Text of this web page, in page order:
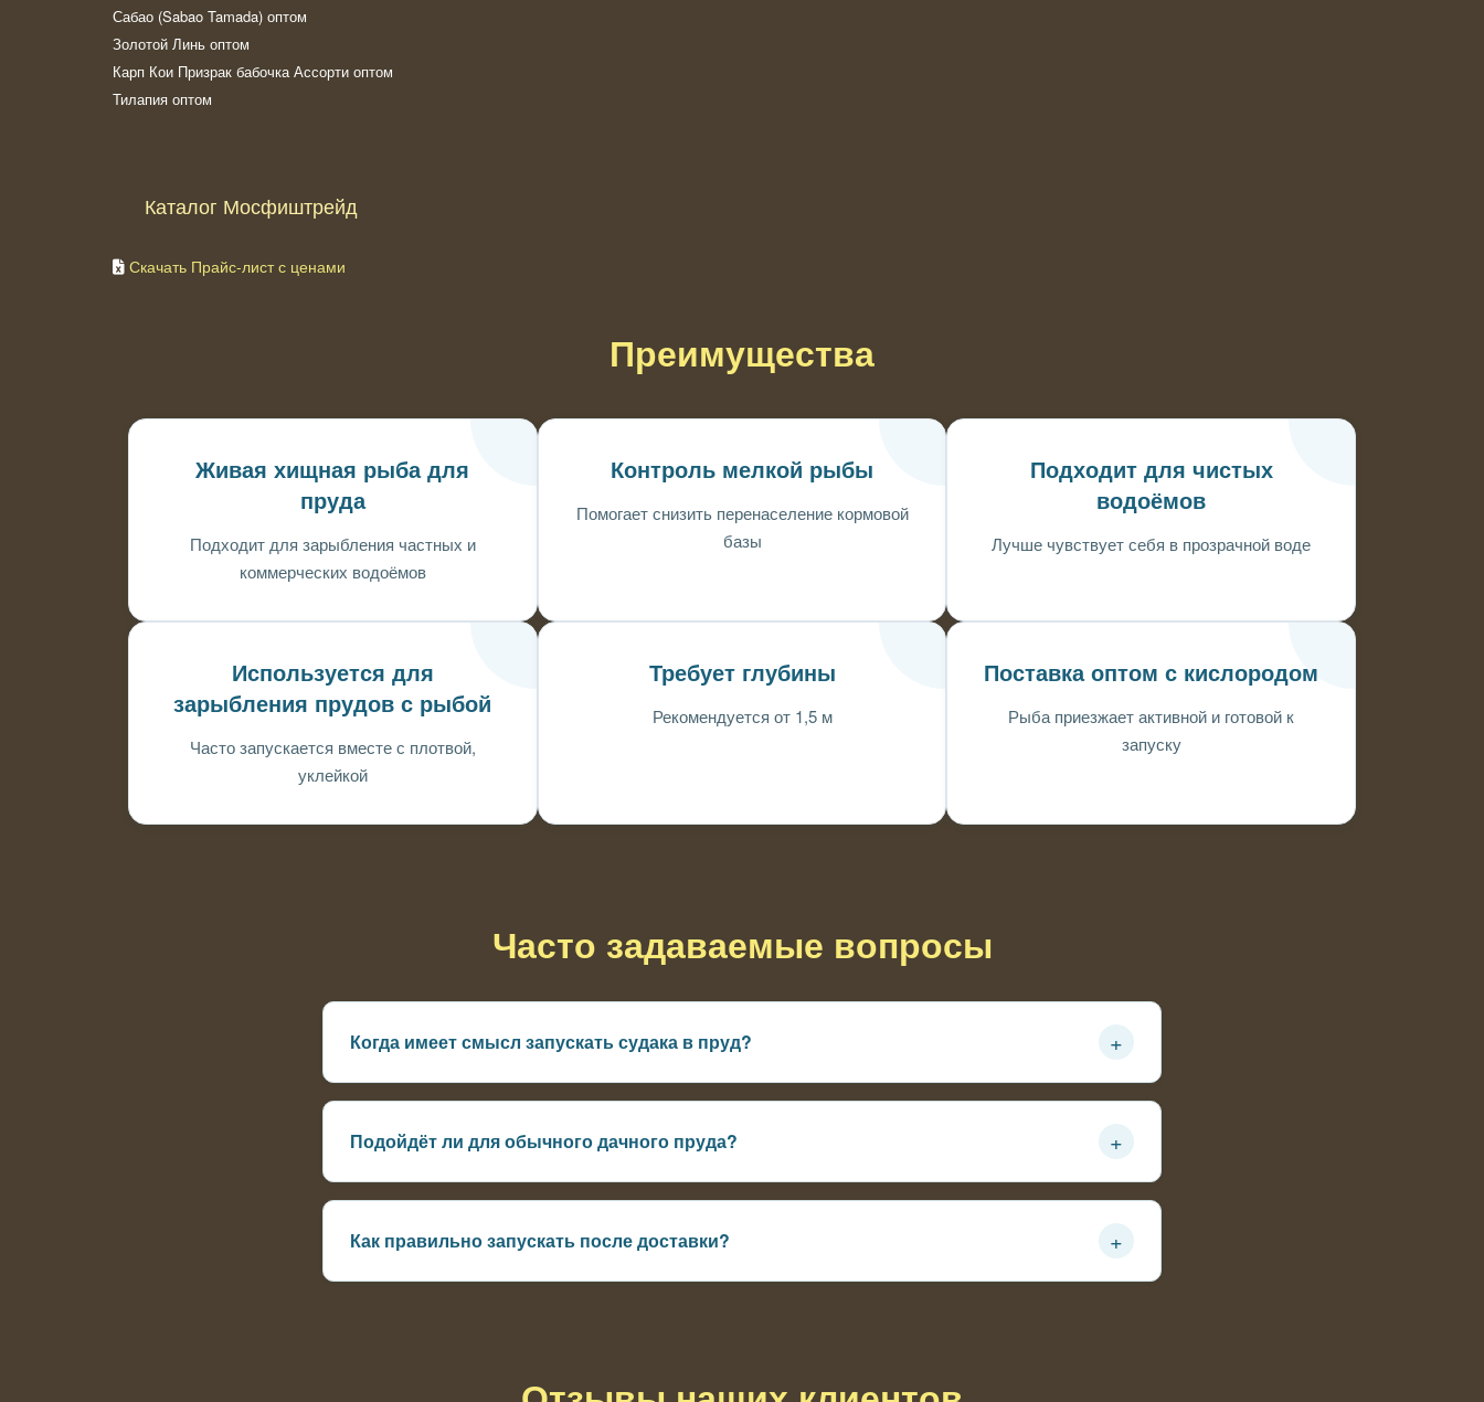
Сабао (Sabao Tamada) оптом
Золотой Линь оптом
Карп Кои Призрак бабочка Ассорти оптом
Тилапия оптом
Каталог Мосфиштрейд
Скачать Прайс-лист с ценами
Преимущества
Живая хищная рыба для
пруда
Подходит для зарыбления частных и
коммерческих водоёмов
Контроль мелкой рыбы
Помогает снизить перенаселение кормовой
базы
Подходит для чистых
водоёмов
Лучше чувствует себя в прозрачной воде
Используется для
зарыбления прудов с рыбой
Часто запускается вместе с плотвой,
уклейкой
Требует глубины
Рекомендуется от 1,5 м
Поставка оптом с кислородом
Рыба приезжает активной и готовой к
запуску
Часто задаваемые вопросы
Когда имеет смысл запускать судака в пруд? +
Когда уже есть мелкая рыба — плотва, уклейка или другая кормовая база
Подойдёт ли для обычного дачного пруда? +
Да, если вода достаточно чистая и есть глубина
Как правильно запускать после доставки? +